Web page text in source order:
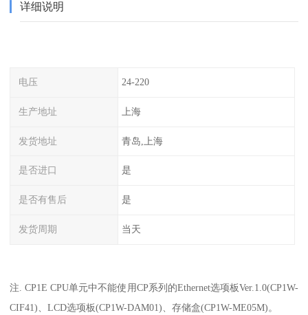
详细说明
电压 24-220
生产地址 上海
发货地址 青岛,上海
是否进口 是
是否有售后 是
发货周期 当天
注. CP1E CPU单元中不能使用CP系列的Ethernet选项板Ver.1.0(CP1W-
CIF41)、LCD选项板(CP1W-DAM01)、存储盒(CP1W-ME05M)。